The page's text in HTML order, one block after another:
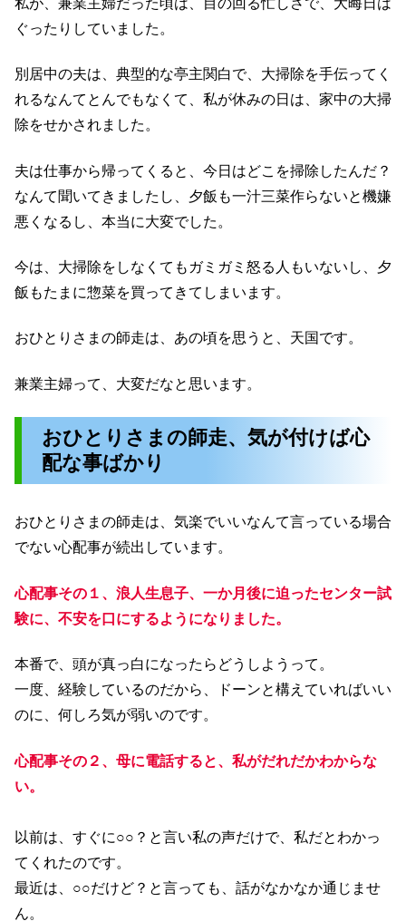
ぐったりしていました。
別居中の夫は、典型的な亭主関白で、大掃除を手伝ってく
れるなんてとんでもなくて、私が休みの日は、家中の大掃
除をせかされました。
夫は仕事から帰ってくると、今日はどこを掃除したんだ？
なんて聞いてきましたし、夕飯も一汁三菜作らないと機嫌
悪くなるし、本当に大変でした。
今は、大掃除をしなくてもガミガミ怒る人もいないし、夕
飯もたまに惣菜を買ってきてしまいます。
おひとりさまの師走は、あの頃を思うと、天国です。
兼業主婦って、大変だなと思います。
おひとりさまの師走、気が付けば心
配な事ばかり
おひとりさまの師走は、気楽でいいなんて言っている場合
でない心配事が続出しています。
心配事その１、浪人生息子、一か月後に迫ったセンター試
験に、不安を口にするようになりました。
本番で、頭が真っ白になったらどうしようって。
一度、経験しているのだから、ドーンと構えていればいい
のに、何しろ気が弱いのです。
心配事その２、母に電話すると、私がだれだかわからな
い。
以前は、すぐに○○？と言い私の声だけで、私だとわかっ
てくれたのです。
最近は、○○だけど？と言っても、話がなかなか通じませ
ん。